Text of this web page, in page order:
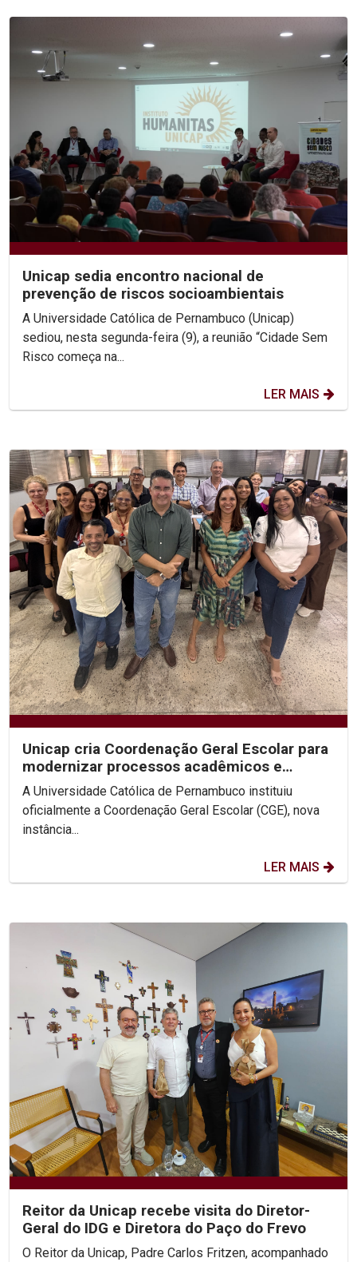
Unicap sedia encontro nacional de
prevenção de riscos socioambientais
A Universidade Católica de Pernambuco (Unicap)
sediou, nesta segunda-feira (9), a reunião “Cidade Sem
Risco começa na...
LER MAIS
Unicap cria Coordenação Geral Escolar para
modernizar processos acadêmicos e
ampliar o uso de IA...
A Universidade Católica de Pernambuco instituiu
oficialmente a Coordenação Geral Escolar (CGE), nova
instância...
LER MAIS
Reitor da Unicap recebe visita do Diretor-
Geral do IDG e Diretora do Paço do Frevo
O Reitor da Unicap, Padre Carlos Fritzen, acompanhado